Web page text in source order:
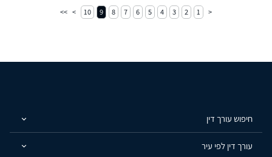
1
2
3
4
5
6
7
8
9
10
חיפוש עורך דין
עורך דין לפי עיר